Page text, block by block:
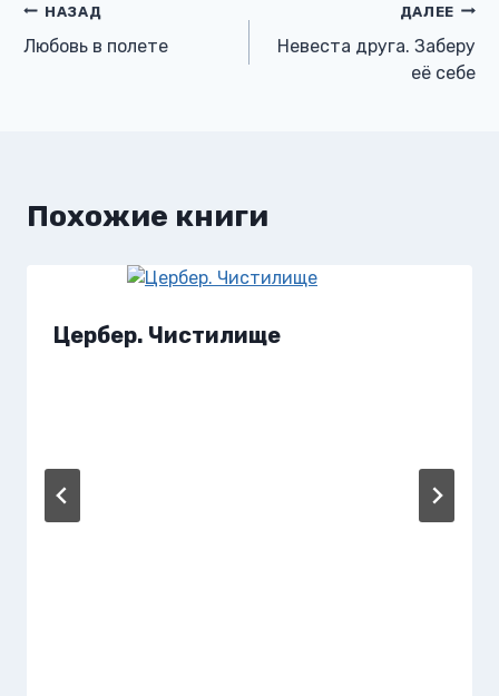
Навигация
по
НАЗАД
Любовь в полете
ДАЛЕЕ
Невеста друга. Заберу
её себе
Похожие книги
Цербер. Чистилище